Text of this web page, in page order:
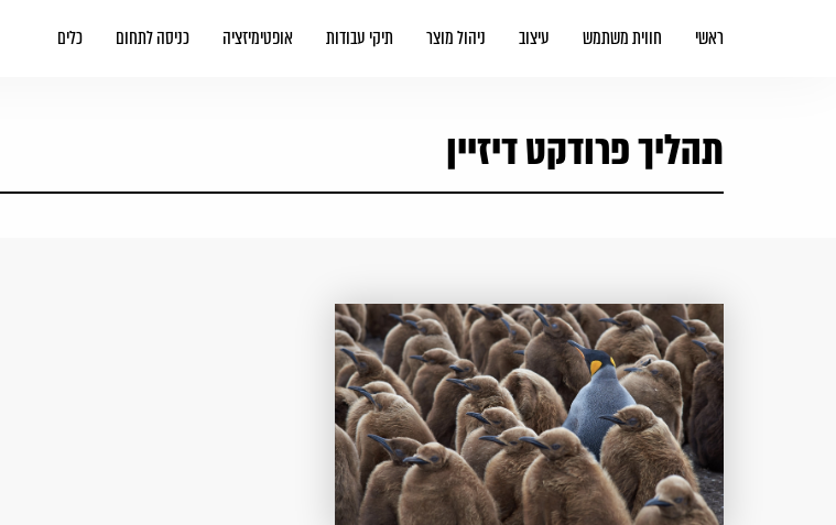
ראשי חווית משתמש עיצוב ניהול מוצר תיקי עבודות אופטימיזציה כניסה לתחום כלים
תהליך פרודקט דיזיין